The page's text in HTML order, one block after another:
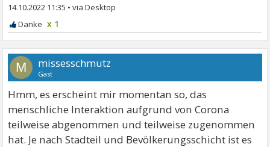
14.10.2022 11:35 •
x 1
M missesschmutz
Gast
Hmm, es erscheint mir momentan so, das
menschliche Interaktion aufgrund von Corona
teilweise abgenommen und teilweise zugenommen
hat. Je nach Stadteil und Bevölkerungsschicht ist es